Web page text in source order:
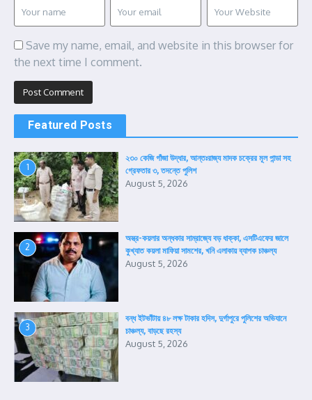
Save my name, email, and website in this browser for
the next time I comment.
Featured Posts
1
২৩০ কেজি গাঁজা উদ্ধার, আন্তঃরাজ্য মাদক চক্রের মূল পান্ডা সহ
গ্রেফতার ৩, তদন্তে পুলিশ
August 5, 2026
2
অস্ত্র-কয়লার অন্ধকার সাম্রাজ্যে বড় ধাক্কা, এসটিএফের জালে
কুখ্যাত কয়লা মাফিয়া সামশের, খনি এলাকায় ব্যাপক চাঞ্চল্য
August 5, 2026
3
বন্ধ ইটভাঁটায় ৪৮ লক্ষ টাকার হদিস, দুর্গাপুরে পুলিশের অভিযানে
চাঞ্চল্য, বাড়ছে রহস্য
August 5, 2026